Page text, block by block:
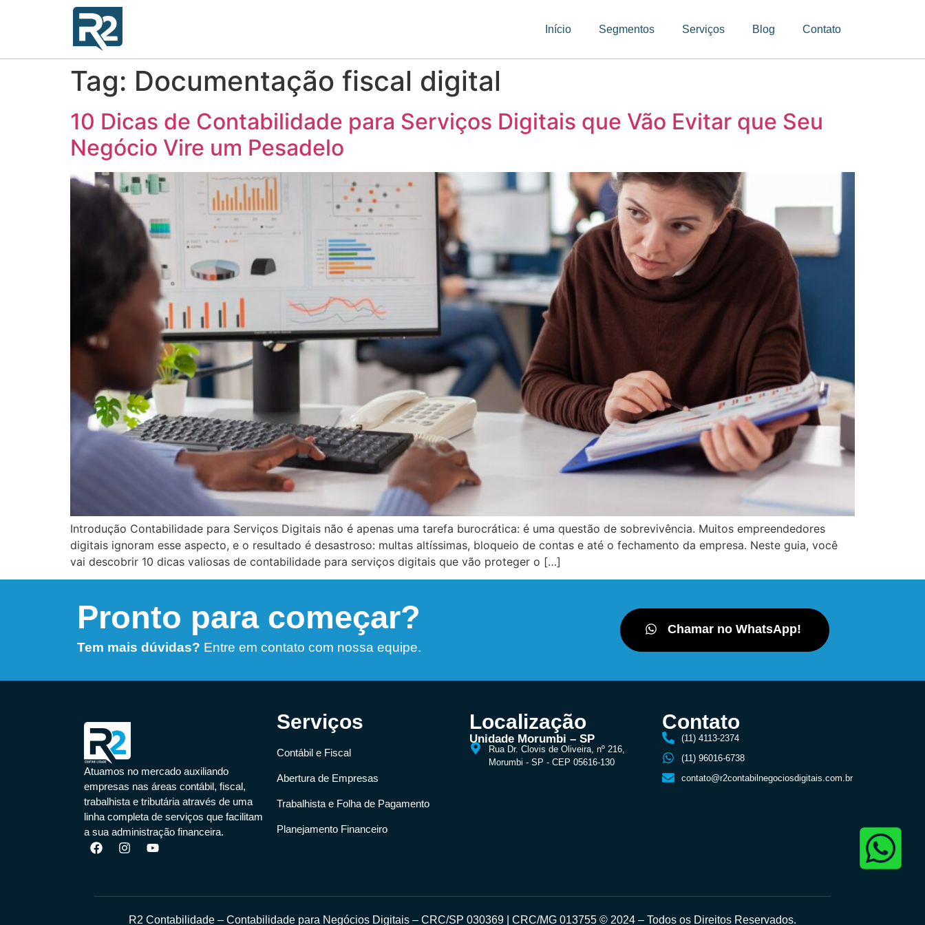
Início Segmentos Serviços Blog Contato
Tag: Documentação fiscal digital
10 Dicas de Contabilidade para Serviços Digitais que Vão Evitar que Seu
Negócio Vire um Pesadelo
Introdução Contabilidade para Serviços Digitais não é apenas uma tarefa burocrática: é uma questão de sobrevivência. Muitos empreendedores
digitais ignoram esse aspecto, e o resultado é desastroso: multas altíssimas, bloqueio de contas e até o fechamento da empresa. Neste guia, você
vai descobrir 10 dicas valiosas de contabilidade para serviços digitais que vão proteger o […]
Pronto para começar?
Tem mais dúvidas? Entre em contato com nossa equipe.
Chamar no WhatsApp!
Atuamos no mercado auxiliando
empresas nas áreas contábil, fiscal,
trabalhista e tributária através de uma
linha completa de serviços que facilitam
a sua administração financeira.
Serviços
Contábil e Fiscal
Abertura de Empresas
Trabalhista e Folha de Pagamento
Planejamento Financeiro
Localização
Unidade Morumbi – SP
Rua Dr. Clovis de Oliveira, nº 216,
Morumbi - SP - CEP 05616-130
Contato
(11) 4113-2374
(11) 96016-6738
contato@r2contabilnegociosdigitais.com.br
R2 Contabilidade – Contabilidade para Negócios Digitais – CRC/SP 030369 | CRC/MG 013755 © 2024 – Todos os Direitos Reservados.